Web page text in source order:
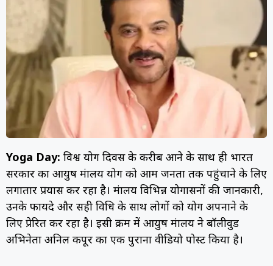
Yoga Day: विश्व योग दिवस के करीब आने के साथ ही भारत
सरकार का आयुष मंत्रालय योग को आम जनता तक पहुंचाने के लिए
लगातार प्रयास कर रहा है। मंत्रालय विभिन्न योगासनों की जानकारी,
उनके फायदे और सही विधि के साथ लोगों को योग अपनाने के
लिए प्रेरित कर रहा है। इसी क्रम में आयुष मंत्रालय ने बॉलीवुड
अभिनेता अनिल कपूर का एक पुराना वीडियो पोस्ट किया है।